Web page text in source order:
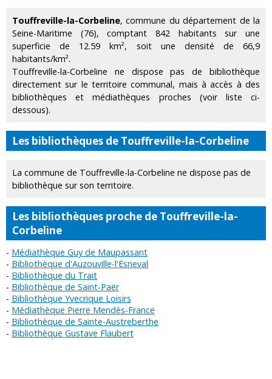
Touffreville-la-Corbeline, commune du département de la
Seine-Maritime (76), comptant 842 habitants sur une
superficie de 12.59 km², soit une densité de 66,9
habitants/km².
Touffreville-la-Corbeline ne dispose pas de bibliothèque
directement sur le territoire communal, mais à accès à des
bibliothèques et médiathèques proches (voir liste ci-
dessous).
Les bibliothèques de Touffreville-la-Corbeline
La commune de Touffreville-la-Corbeline ne dispose pas de
bibliothèque sur son territoire.
Les bibliothèques proche de Touffreville-la-
Corbeline
Médiathèque Guy de Maupassant
Bibliothèque d'Auzouville-l'Esneval
Bibliothèque du Trait
Bibliothèque de Saint-Paër
Bibliothèque Yvecrique Loisirs
Médiathèque Pierre Mendès-France
Bibliothèque de Sainte-Austreberthe
Bibliothèque Gustave Flaubert